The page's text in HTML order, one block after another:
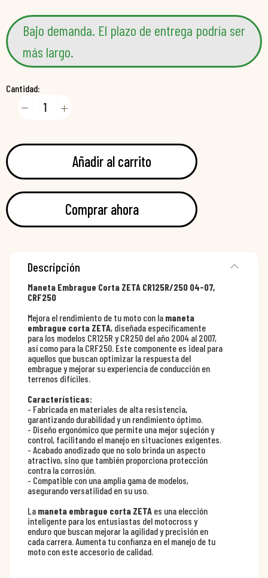
Bajo demanda. El plazo de entrega podría ser
más largo.
Cantidad:
Añadir al carrito
Comprar ahora
Descripción
Maneta Embrague Corta ZETA CR125R/250 04-07,
CRF250
Mejora el rendimiento de tu moto con la maneta
embrague corta ZETA, diseñada específicamente
para los modelos CR125R y CR250 del año 2004 al 2007,
así como para la CRF250. Este componente es ideal para
aquellos que buscan optimizar la respuesta del
embrague y mejorar su experiencia de conducción en
terrenos difíciles.
Características:
- Fabricada en materiales de alta resistencia,
garantizando durabilidad y un rendimiento óptimo.
- Diseño ergonómico que permite una mejor sujeción y
control, facilitando el manejo en situaciones exigentes.
- Acabado anodizado que no solo brinda un aspecto
atractivo, sino que también proporciona protección
contra la corrosión.
- Compatible con una amplia gama de modelos,
asegurando versatilidad en su uso.
La maneta embrague corta ZETA es una elección
inteligente para los entusiastas del motocross y
enduro que buscan mejorar la agilidad y precisión en
cada carrera. Aumenta tu confianza en el manejo de tu
moto con este accesorio de calidad.